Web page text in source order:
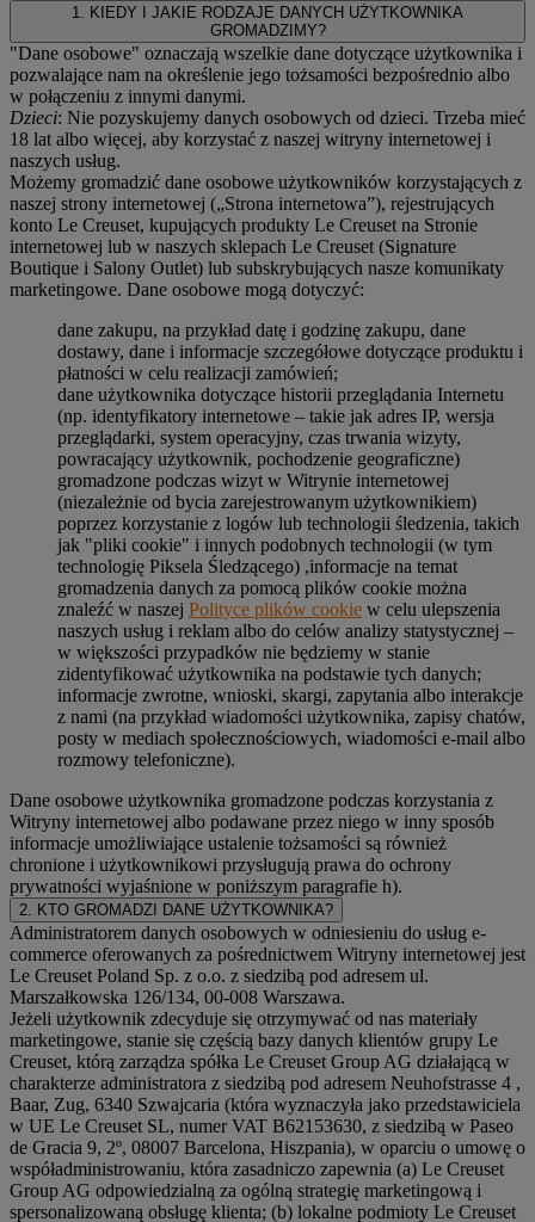
1. KIEDY I JAKIE RODZAJE DANYCH UŻYTKOWNIKA
GROMADZIMY?
"Dane osobowe" oznaczają wszelkie dane dotyczące użytkownika i
pozwalające nam na określenie jego tożsamości bezpośrednio albo
w połączeniu z innymi danymi.
Dzieci: Nie pozyskujemy danych osobowych od dzieci. Trzeba mieć
18 lat albo więcej, aby korzystać z naszej witryny internetowej i
naszych usług.
Możemy gromadzić dane osobowe użytkowników korzystających z
naszej strony internetowej („Strona internetowa”), rejestrujących
konto Le Creuset, kupujących produkty Le Creuset na Stronie
internetowej lub w naszych sklepach Le Creuset (Signature
Boutique i Salony Outlet) lub subskrybujących nasze komunikaty
marketingowe. Dane osobowe mogą dotyczyć:
dane zakupu, na przykład datę i godzinę zakupu, dane
dostawy, dane i informacje szczegółowe dotyczące produktu i
płatności w celu realizacji zamówień;
dane użytkownika dotyczące historii przeglądania Internetu
(np. identyfikatory internetowe – takie jak adres IP, wersja
przeglądarki, system operacyjny, czas trwania wizyty,
powracający użytkownik, pochodzenie geograficzne)
gromadzone podczas wizyt w Witrynie internetowej
(niezależnie od bycia zarejestrowanym użytkownikiem)
poprzez korzystanie z logów lub technologii śledzenia, takich
jak "pliki cookie" i innych podobnych technologii (w tym
technologię Piksela Śledzącego) ,informacje na temat
gromadzenia danych za pomocą plików cookie można
znaleźć w naszej Polityce plików cookie w celu ulepszenia
naszych usług i reklam albo do celów analizy statystycznej –
w większości przypadków nie będziemy w stanie
zidentyfikować użytkownika na podstawie tych danych;
informacje zwrotne, wnioski, skargi, zapytania albo interakcje
z nami (na przykład wiadomości użytkownika, zapisy chatów,
posty w mediach społecznościowych, wiadomości e-mail albo
rozmowy telefoniczne).
Dane osobowe użytkownika gromadzone podczas korzystania z
Witryny internetowej albo podawane przez niego w inny sposób
informacje umożliwiające ustalenie tożsamości są również
chronione i użytkownikowi przysługują prawa do ochrony
prywatności wyjaśnione w poniższym paragrafie h).
2. KTO GROMADZI DANE UŻYTKOWNIKA?
Administratorem danych osobowych w odniesieniu do usług e-
commerce oferowanych za pośrednictwem Witryny internetowej jest
Le Creuset Poland Sp. z o.o. z siedzibą pod adresem ul.
Marszałkowska 126/134, 00-008 Warszawa.
Jeżeli użytkownik zdecyduje się otrzymywać od nas materiały
marketingowe, stanie się częścią bazy danych klientów grupy Le
Creuset, którą zarządza spółka Le Creuset Group AG działającą w
charakterze administratora z siedzibą pod adresem Neuhofstrasse 4 ,
Baar, Zug, 6340 Szwajcaria (która wyznaczyła jako przedstawiciela
w UE Le Creuset SL, numer VAT B62153630, z siedzibą w Paseo
de Gracia 9, 2º, 08007 Barcelona, Hiszpania), w oparciu o umowę o
współadministrowaniu, która zasadniczo zapewnia (a) Le Creuset
Group AG odpowiedzialną za ogólną strategię marketingową i
spersonalizowaną obsługę klienta; (b) lokalne podmioty Le Creuset